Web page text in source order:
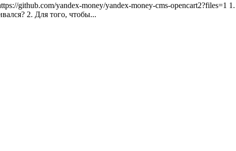
github.com/yandex-money/yandex-money-cms-opencart2?files=1
2. Для того, чтобы...